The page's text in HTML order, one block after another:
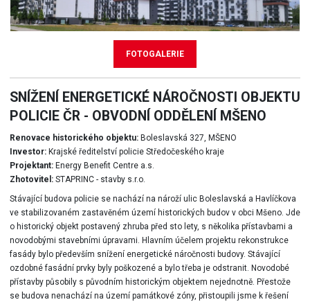
FOTOGALERIE
SNÍŽENÍ ENERGETICKÉ NÁROČNOSTI OBJEKTU
POLICIE ČR - OBVODNÍ ODDĚLENÍ MŠENO
Renovace historického objektu:Boleslavská 327, MŠENO
Investor:Krajské ředitelství policie Středočeského kraje
Projektant:Energy Benefit Centre a.s.
Zhotovitel:STAPRINC - stavby s.r.o.
Stávající budova policie se nachází na nároží ulic Boleslavská a Havlíčkova
ve stabilizovaném zastavěném území historických budov v obci Mšeno. Jde
o historický objekt postavený zhruba před sto lety, s několika přístavbami a
novodobými stavebními úpravami. Hlavním účelem projektu rekonstrukce
fasády bylo především snížení energetické náročnosti budovy. Stávající
ozdobné fasádní prvky byly poškozené a bylo třeba je odstranit. Novodobé
přístavby působily s původním historickým objektem nejednotně. Přestože
se budova nenachází na území památkové zóny, přistoupili jsme k řešení